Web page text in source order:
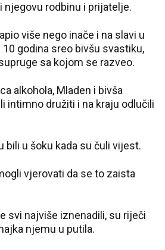
njegovu rodbinu i prijatelje.
više nego inače i na slavi u
godina sreo bivšu svastiku,
sa kojom se razveo.
alkohola, Mladen i bivša
intimno družiti i na kraju odlučili
bili u šoku kada su čuli vijest.
vjerovati da se to zaista
svi najviše iznenadili, su riječi
njemu u putila.